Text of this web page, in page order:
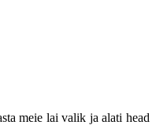
meie lai valik ja alati head